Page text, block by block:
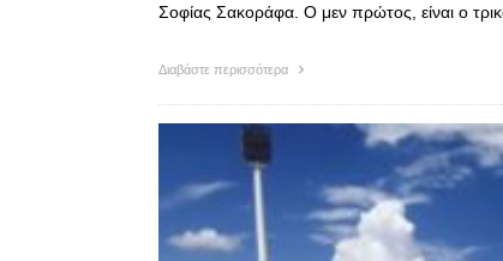
Σοφίας Σακοράφα. Ο μεν πρώτος, είναι ο
Διαβάστε περισσότερα